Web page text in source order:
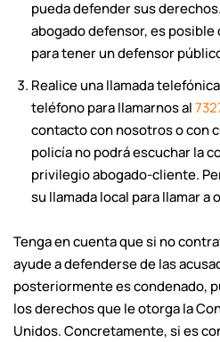
pueda defender sus
abogado defensor, es
para tener un defensor
Realice una llamada
teléfono para llamarnos al
contacto con nosotros o con
policía no podrá escuchar la
privilegio abogado-cliente.
su llamada local para llamar a
Tenga en cuenta que si no
ayude a defenderse de las
posteriormente es condenado,
los derechos que le otorga la
Unidos. Concretamente, si es